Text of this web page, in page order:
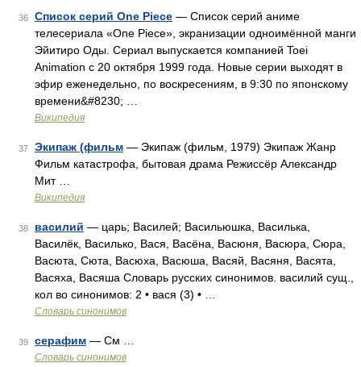
36 Список серий One Piece — Список серий аниме
телесериала «One Piece», экранизации одноимённой манги
Эйитиро Оды. Сериал выпускается компанией Toei
Animation с 20 октября 1999 года. Новые серии выходят в
эфир еженедельно, по воскресениям, в 9:30 по японскому
времени&#8230; …
Википедия
37 Экипаж (фильм — Экипаж (фильм, 1979) Экипаж Жанр
Фильм катастрофа, бытовая драма Режиссёр Александр
Мит …
Википедия
38 василий — царь; Василей; Васильюшка, Василька,
Василёк, Василько, Вася, Васёна, Васюня, Васюра, Сюра,
Васюта, Сюта, Васюха, Васюша, Васяй, Васяня, Васята,
Васяха, Васяша Словарь русских синонимов. василий сущ.,
кол во синонимов: 2 • вася (3) • …
Словарь синонимов
39 серафим — См …
Словарь синонимов